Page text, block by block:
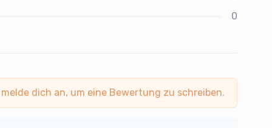
0
dich an, um eine Bewertung zu schreiben.